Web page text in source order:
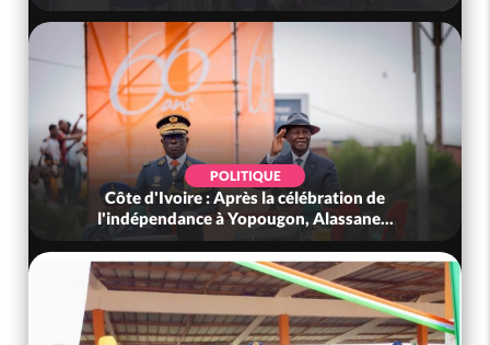
POLITIQUE
Côte d'Ivoire : Après la célébration de
l'indépendance à Yopougon, Alassane...